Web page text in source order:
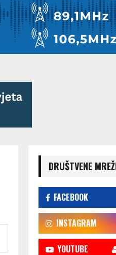
DRUŠTVENE
FACEBOOK
INSTAGRAM
YOUTUBE